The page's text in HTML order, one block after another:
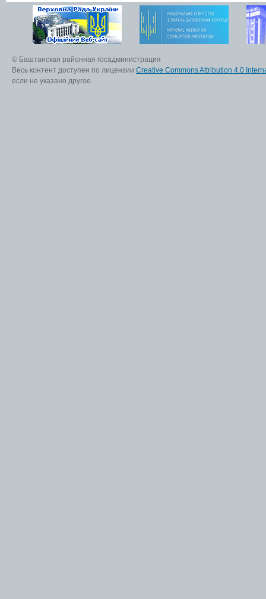
© Баштанская районная госадминистрация
Весь контент доступен по лицензии Creative Commons Attribution 4.0
если не указано другое.